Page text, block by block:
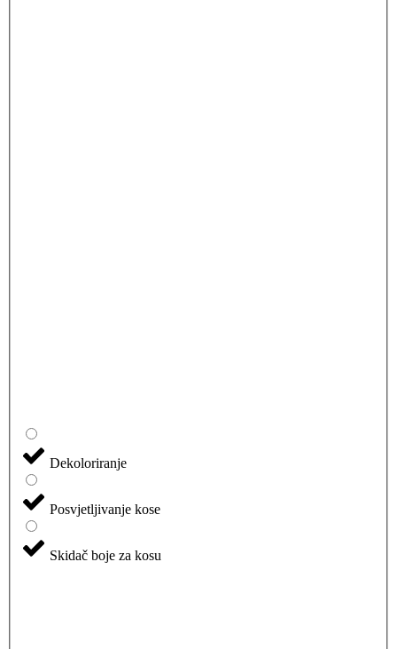
Dekoloriranje
Posvjetljivanje kose
Skidač boje za kosu